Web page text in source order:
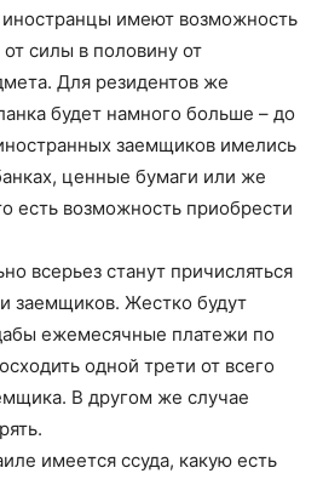
иностранцы имеют возможность
силы в половину от
Для резидентов же
будет намного больше – до
заемщиков имелись
ценные бумаги или же
есть возможность приобрести
всерьез станут причисляться
заемщиков. Жестко будут
ежемесячные платежи по
одной трети от всего
В другом же случае
имеется ссуда, какую есть